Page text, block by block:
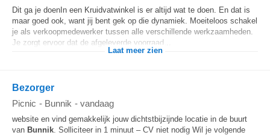
Dit ga je doenIn een Kruidvatwinkel is er altijd wat te doen. En dat is
maar goed ook, want jij bent gek op die dynamiek. Moeiteloos schakel
je als verkoopmedewerker tussen alle verschillende werkzaamheden.
Je zorgt ervoor dat de afgeleverde voorraad...
Laat meer zien
Bezorger
Picnic - Bunnik - vandaag
website en vind gemakkelijk jouw dichtstbijzijnde locatie in de buurt
van Bunnik. Solliciteer in 1 minuut – CV niet nodig Wil je volgende